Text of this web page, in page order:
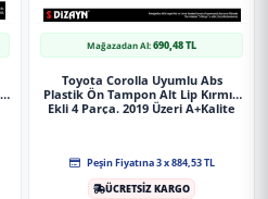
Mağazadan Al:690,48 TL
Toyota Corolla Uyumlu Abs
Plastik Ön Tampon Alt Lip Kırmızı
Ekli 4 Parça. 2019 Üzeri A+Kalite
Peşin Fiyatına 3 x 884,53 TL
ÜCRETSİZ KARGO